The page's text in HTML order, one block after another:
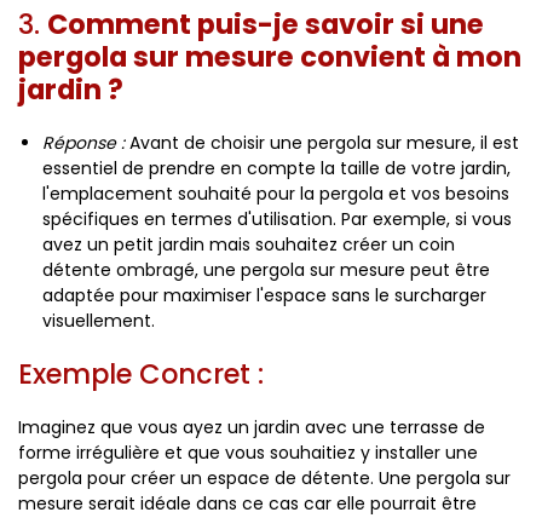
3. Comment puis-je savoir si une
pergola sur mesure convient à mon
jardin ?
Réponse :Avant de choisir une pergola sur mesure, il est
essentiel de prendre en compte la taille de votre jardin,
l'emplacement souhaité pour la pergola et vos besoins
spécifiques en termes d'utilisation. Par exemple, si vous
avez un petit jardin mais souhaitez créer un coin
détente ombragé, une pergola sur mesure peut être
adaptée pour maximiser l'espace sans le surcharger
visuellement.
Exemple Concret :
Imaginez que vous ayez un jardin avec une terrasse de
forme irrégulière et que vous souhaitiez y installer une
pergola pour créer un espace de détente. Une pergola sur
mesure serait idéale dans ce cas car elle pourrait être